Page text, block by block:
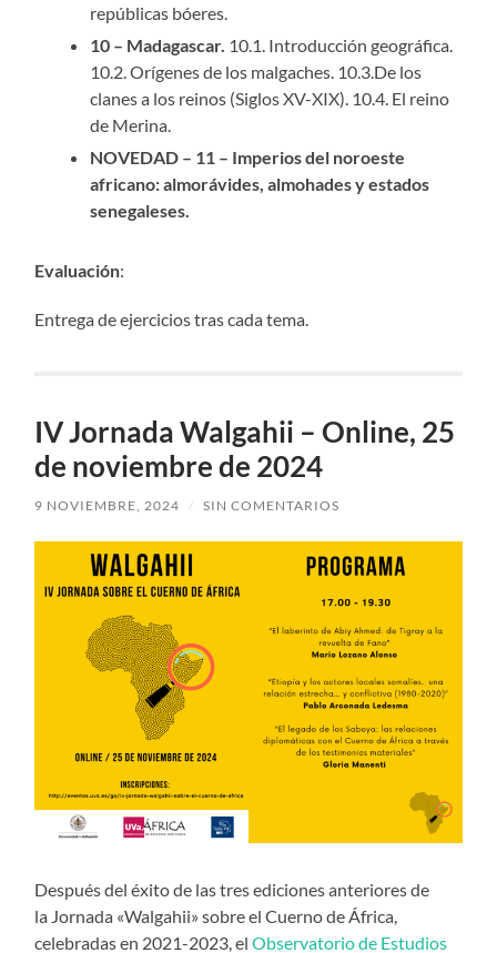
repúblicas bóeres.
10 – Madagascar. 10.1. Introducción geográfica.
10.2. Orígenes de los malgaches. 10.3.De los
clanes a los reinos (Siglos XV-XIX). 10.4. El reino
de Merina.
NOVEDAD – 11 – Imperios del noroeste
africano: almorávides, almohades y estados
senegaleses.
Evaluación:
Entrega de ejercicios tras cada tema.
IV Jornada Walgahii – Online, 25
de noviembre de 2024
9 NOVIEMBRE, 2024 / SIN COMENTARIOS
Después del éxito de las tres ediciones anteriores de
la Jornada «Walgahii» sobre el Cuerno de África,
celebradas en 2021-2023, elObservatorio de Estudios